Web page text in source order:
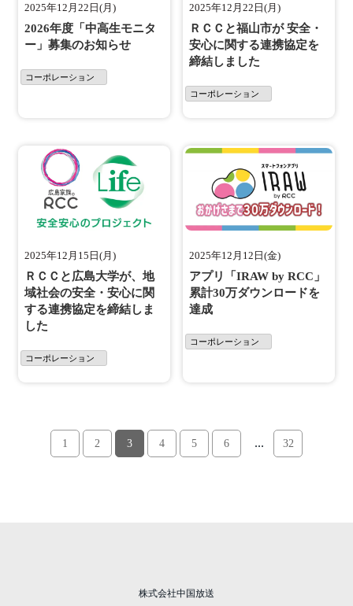
2025年12月22日(月)
2026年度「中高生モニタ
ー」募集のお知らせ
コーポレーション
2025年12月22日(月)
ＲＣＣと福山市が 安全・
安心に関する連携協定を
締結しました
コーポレーション
2025年12月15日(月)
ＲＣＣと広島大学が、地
域社会の安全・安心に関
する連携協定を締結しま
した
コーポレーション
2025年12月12日(金)
アプリ「IRAW by RCC」
累計30万ダウンロードを
達成
コーポレーション
1 2 3 4 5 6 ... 32
株式会社中国放送